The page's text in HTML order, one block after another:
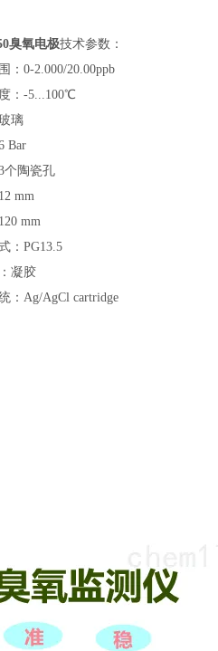
臭氧电极技术参数：
：0-2.000/20.00ppb
：-5...100℃
璃
Bar
个陶瓷孔
mm
mm
：PG13.5
凝胶
：Ag/AgCl cartridge